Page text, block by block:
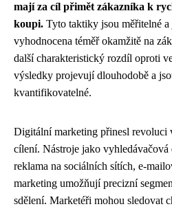
mají za cíl přimět zákazníka k
koupi. Tyto taktiky jsou měřitelné
vyhodnocena téměř okamžitě na
další charakteristický rozdíl oproti
výsledky projevují dlouhodobě a
kvantifikovatelné.
Digitální marketing přinesl revoluci
cílení. Nástroje jako vyhledávačová
reklama na sociálních sítích, e-
marketing umožňují precizní
sdělení. Marketéři mohou sledovat